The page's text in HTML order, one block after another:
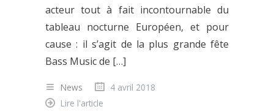
acteur tout à fait incontournable du
tableau nocturne Européen, et pour
cause : il s’agit de la plus grande fête
Bass Music de […]
News
4 avril 2018
Lire l'article